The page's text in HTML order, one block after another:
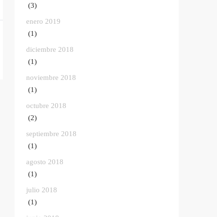
(3)
enero 2019
(1)
diciembre 2018
(1)
noviembre 2018
(1)
octubre 2018
(2)
septiembre 2018
(1)
agosto 2018
(1)
julio 2018
(1)